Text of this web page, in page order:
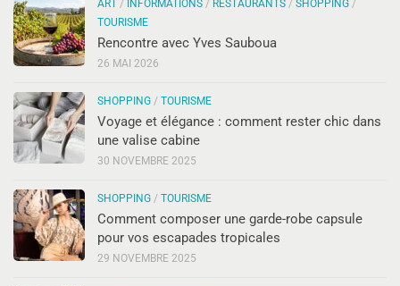
ART / INFORMATIONS / RESTAURANTS / SHOPPING /
TOURISME
Rencontre avec Yves Sauboua
26 MAI 2026
SHOPPING / TOURISME
Voyage et élégance : comment rester chic dans
une valise cabine
30 NOVEMBRE 2025
SHOPPING / TOURISME
Comment composer une garde-robe capsule
pour vos escapades tropicales
29 NOVEMBRE 2025